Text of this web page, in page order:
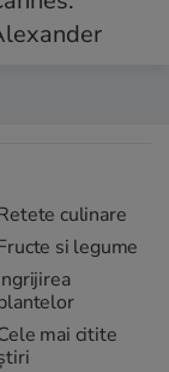
culinare
si legume
mai citite